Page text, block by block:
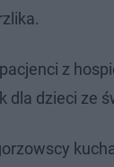
z
dzieci ze